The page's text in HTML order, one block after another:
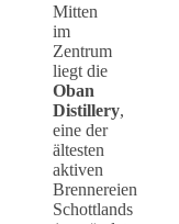
Mitten
im
Zentrum
liegt die
Oban
Distillery,
eine der
ältesten
aktiven
Brennereien
Schottlands